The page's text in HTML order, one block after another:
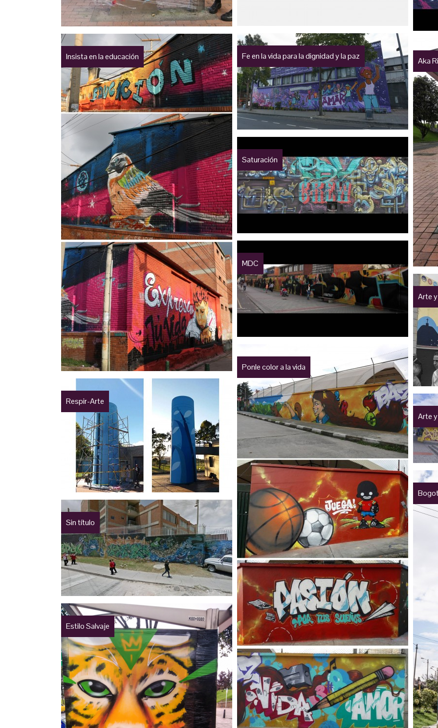
Fe en la vida para la dignidad y la paz
Insista en la educación Aka
Saturación
MDC
Arte
Ponle color a la vida
Respir-Arte
Arte
Sin título
Estilo Salvaje